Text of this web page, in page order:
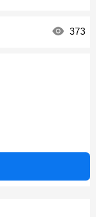
373